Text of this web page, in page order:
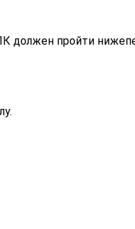
должен пройти